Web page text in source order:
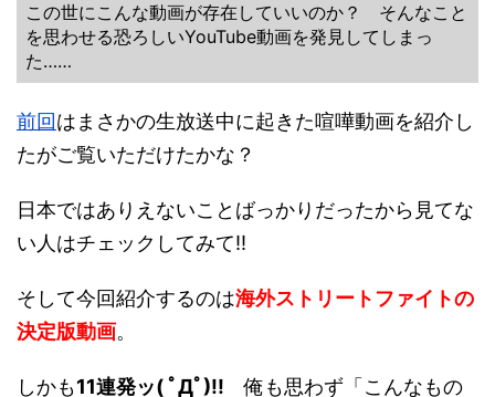
この世にこんな動画が存在していいのか？ そんなこと
を思わせる恐ろしいYouTube動画を発見してしまっ
た……
前回はまさかの生放送中に起きた喧嘩動画を紹介し
たがご覧いただけたかな？
日本ではありえないことばっかりだったから見てな
い人はチェックしてみて!!
そして今回紹介するのは海外ストリートファイトの
決定版動画。
しかも11連発ッ( ﾟДﾟ)!! 俺も思わず「こんなもの